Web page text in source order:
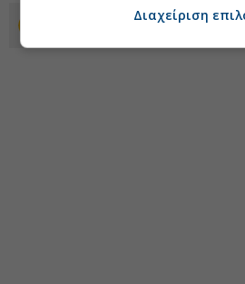
Προσθέστε το euro2day.gr στο
Διαχείριση